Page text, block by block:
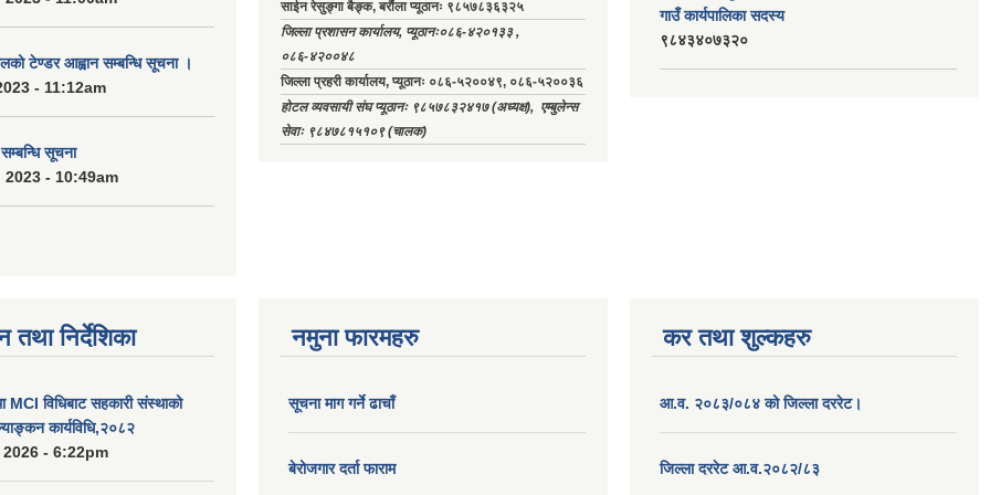
टेण्डर आह्वान सम्बन्धि सूचना ।
- 11:12am
सूचना
2023 - 10:49am
साईन रेसुङ्गा बैङ्क, बरौंला प्यूठानः ९८५७८३६३२५
जिल्ला प्रशासन कार्यालय, प्यूठानः०८६-४२०१३३ ,
०८६-४२००४८
जिल्ला प्रहरी कार्यालय, प्यूठानः ०८६-५२००४९, ०८६-५२००३६
होटल व्यवसायी संघ प्यूठानः ९८५७८३२४१७ (अध्यक्ष), एम्बुलेन्स
सेवाः ९८४७८१५१०९ (चालक)
गाउँ कार्यपालिका सदस्य
९८४३४०७३२०
निर्देशिका
विधिबाट सहकारी संस्थाको
कार्यविधि,२०८२
- 6:22pm
नमुना फारमहरु
सूचना माग गर्ने ढाचाँ
बेरोजगार दर्ता फाराम
कर तथा शुल्कहरु
आ.व. २०८३/०८४ को जिल्ला दररेट।
जिल्ला दररेट आ.व.२०८२/८३